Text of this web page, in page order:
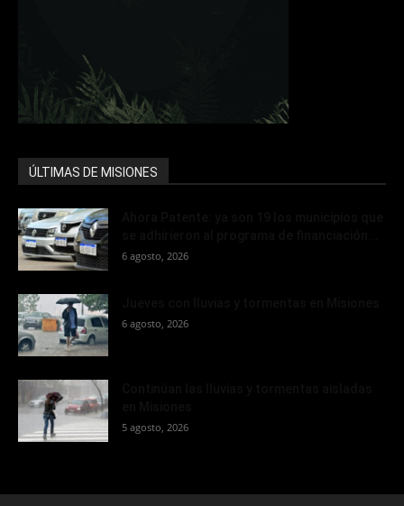
ÚLTIMAS DE MISIONES
6 agosto, 2026
6 agosto, 2026
5 agosto, 2026